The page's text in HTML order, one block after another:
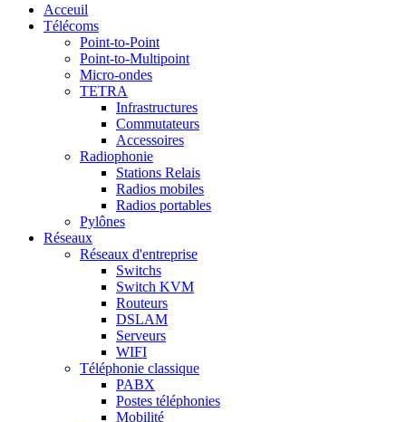
Acceuil
Télécoms
Point-to-Point
Point-to-Multipoint
Micro-ondes
TETRA
Infrastructures
Commutateurs
Accessoires
Radiophonie
Stations Relais
Radios mobiles
Radios portables
Pylônes
Réseaux
Réseaux d'entreprise
Switchs
Switch KVM
Routeurs
DSLAM
Serveurs
WIFI
Téléphonie classique
PABX
Postes téléphonies
Mobilité